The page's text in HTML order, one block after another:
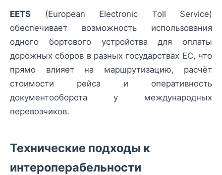
EETS (European Electronic Toll Service)
обеспечивает возможность использования
одного бортового устройства для оплаты
дорожных сборов в разных государствах ЕС, что
прямо влияет на маршрутизацию, расчёт
стоимости рейса и оперативность
документооборота у международных
перевозчиков.
Технические подходы к
интероперабельности